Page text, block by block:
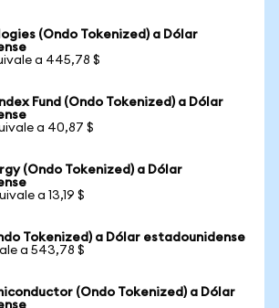
(Ondo Tokenized) a Dólar
a 445,78 $
Fund (Ondo Tokenized) a Dólar
a 40,87 $
(Ondo Tokenized) a Dólar
a 13,19 $
Tokenized) a Dólar estadounidense
a 543,78 $
(Ondo Tokenized) a Dólar